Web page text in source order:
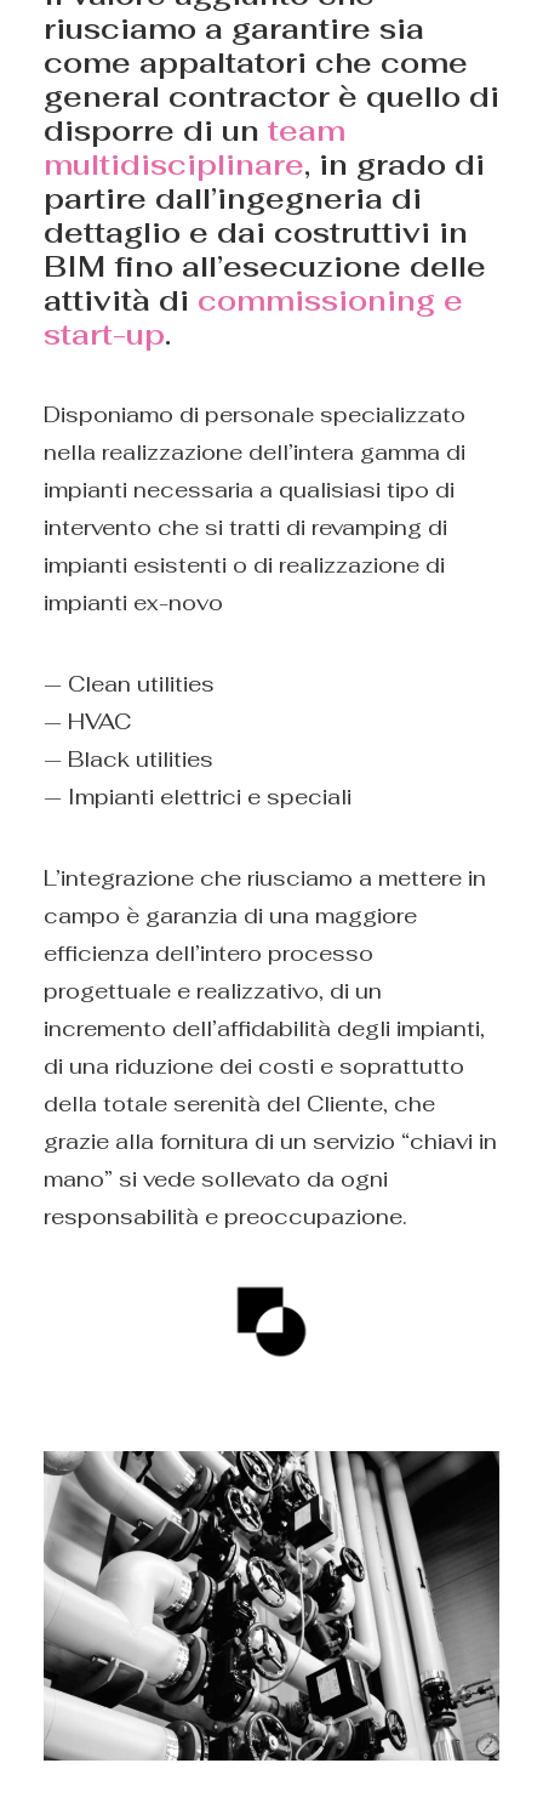
riusciamo a garantire sia
come appaltatori che come
general contractor è quello di
disporre di un team
multidisciplinare, in grado di
partire dall’ingegneria di
dettaglio e dai costruttivi in
BIM fino all’esecuzione delle
attività di commissioning e
start-up.
Disponiamo di personale specializzato
nella realizzazione dell’intera gamma di
impianti necessaria a qualisiasi tipo di
intervento che si tratti di revamping di
impianti esistenti o di realizzazione di
impianti ex-novo
— Clean utilities
— HVAC
— Black utilities
— Impianti elettrici e speciali
L’integrazione che riusciamo a mettere in
campo è garanzia di una maggiore
efficienza dell’intero processo
progettuale e realizzativo, di un
incremento dell’affidabilità degli impianti,
di una riduzione dei costi e soprattutto
della totale serenità del Cliente, che
grazie alla fornitura di un servizio “chiavi in
mano” si vede sollevato da ogni
responsabilità e preoccupazione.